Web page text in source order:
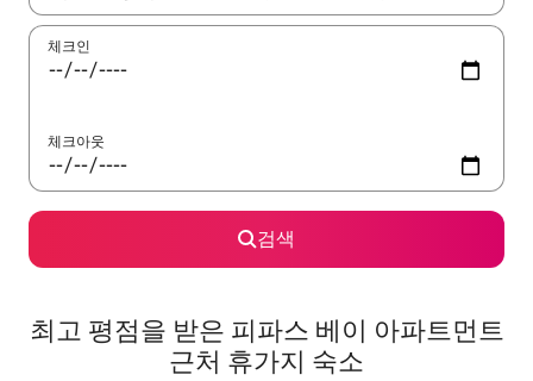
체크인
체크아웃
검색
최고 평점을 받은 피파스 베이 아파트먼트
근처 휴가지 숙소